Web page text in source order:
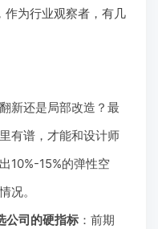
作为行业观察者，有几
新还是局部改造？最
有谱，才能和设计师
10%-15%的弹性空
况。
公司的硬指标 ：前期